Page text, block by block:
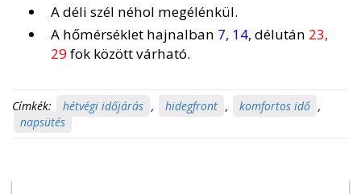
A déli szél néhol megélénkül.
A hőmérséklet hajnalban 7, 14, délután 23,
29fok között várható.
Címkék: hétvégi időjárás , hidegfront , komfortos idő ,
napsütés